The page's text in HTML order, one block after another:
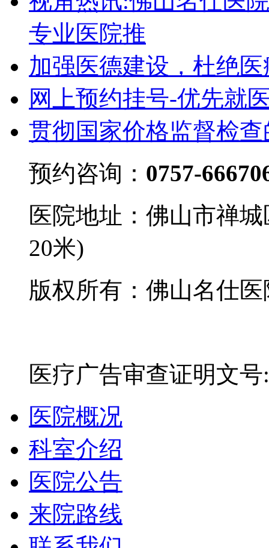
专业医院推
加强医德建设，杜绝
网上预约挂号-优先就
贯彻国家价格监督检
预约咨询： 0757-
医院地址：佛山市禅
20米)
版权所有：佛山名仕
医疗广告审查证明文
医院概况
科室介绍
医院公告
来院路线